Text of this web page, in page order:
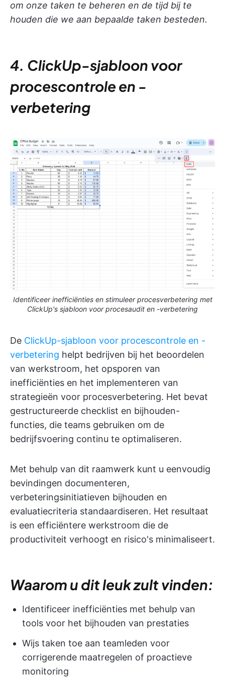
om onze taken te beheren en de tijd bij te
houden die we aan bepaalde taken besteden.
4. ClickUp-sjabloon voor
procescontrole en -
verbetering
Identificeer inefficiënties en stimuleer procesverbetering met
ClickUp's sjabloon voor procesaudit en -verbetering
De ClickUp-sjabloon voor procescontrole en -
verbetering helpt bedrijven bij het beoordelen
van werkstroom, het opsporen van
inefficiënties en het implementeren van
strategieën voor procesverbetering. Het bevat
gestructureerde checklist en bijhouden-
functies, die teams gebruiken om de
bedrijfsvoering continu te optimaliseren.
Met behulp van dit raamwerk kunt u eenvoudig
bevindingen documenteren,
verbeteringsinitiatieven bijhouden en
evaluatiecriteria standaardiseren. Het resultaat
is een efficiëntere werkstroom die de
productiviteit verhoogt en risico's minimaliseert.
Waarom u dit leuk zult vinden:
Identificeer inefficiënties met behulp van
tools voor het bijhouden van prestaties
Wijs taken toe aan teamleden voor
corrigerende maatregelen of proactieve
monitoring